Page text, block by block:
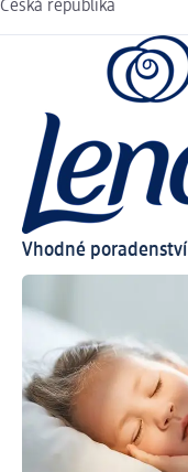
Česká republika
Vhodné poradenství